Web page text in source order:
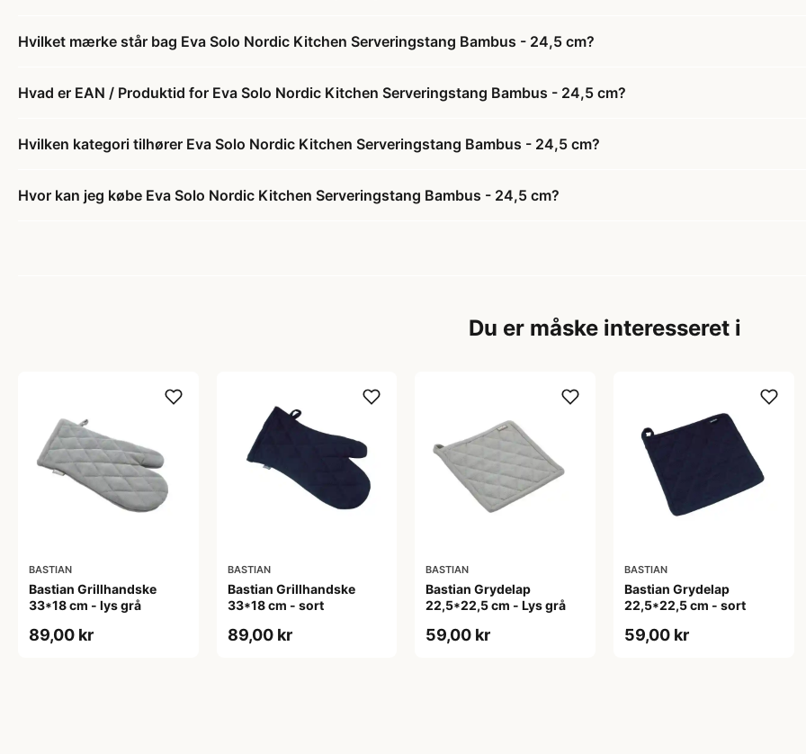
Hvilket mærke står bag Eva Solo Nordic Kitchen Serveringstang Bambus - 24,5 cm?
Hvad er EAN / Produktid for Eva Solo Nordic Kitchen Serveringstang Bambus - 24,5 cm?
Hvilken kategori tilhører Eva Solo Nordic Kitchen Serveringstang Bambus - 24,5 cm?
Hvor kan jeg købe Eva Solo Nordic Kitchen Serveringstang Bambus - 24,5 cm?
Du er måske interesseret i
BASTIAN
Bastian Grillhandske
33*18 cm - lys grå
89,00 kr
BASTIAN
Bastian Grillhandske
33*18 cm - sort
89,00 kr
BASTIAN
Bastian Grydelap
22,5*22,5 cm - Lys grå
59,00 kr
BASTIAN
Bastian Grydelap
22,5*22,5 cm - sort
59,00 kr